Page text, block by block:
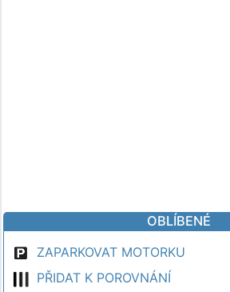
OBLÍBENÉ
ZAPARKOVAT MOTORKU
PŘIDAT K POROVNÁNÍ